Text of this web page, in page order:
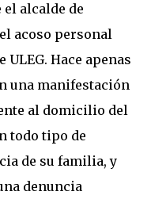
el alcalde de
acoso personal
Hace apenas
una manifestación
al domicilio del
todo tipo de
de su familia, y
denuncia